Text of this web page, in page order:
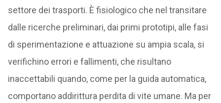
settore dei trasporti. È fisiologico che nel transitare
dalle ricerche preliminari, dai primi prototipi, alle fasi
di sperimentazione e attuazione su ampia scala, si
verifichino errori e fallimenti, che risultano
inaccettabili quando, come per la guida automatica,
comportano addirittura perdita di vite umane. Ma per